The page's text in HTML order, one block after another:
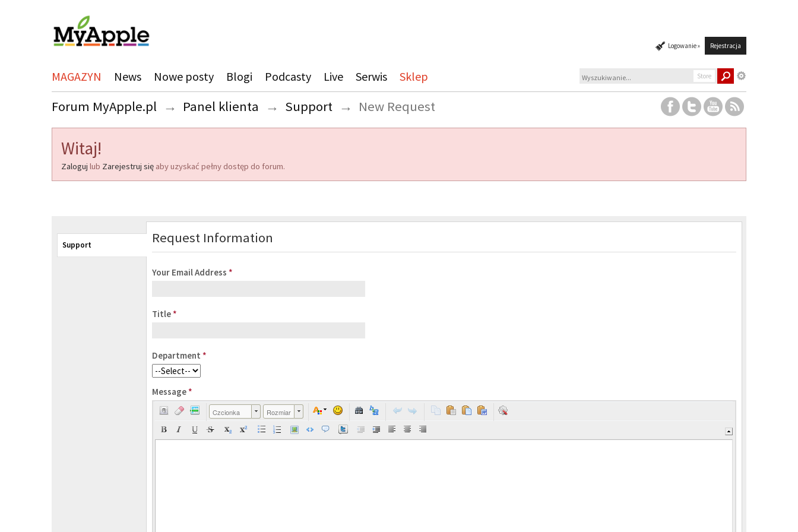
Logowanie » Rejestracja
MAGAZYN News Nowe posty Blogi Podcasty Live Serwis Sklep Store
Forum MyApple.pl → Panel klienta → Support → New Request
Witaj!
Zaloguj lub Zarejestruj się aby uzyskać pełny dostęp do forum.
Support Request Information
Your Email Address *
Title *
Department *
Message *
Czcionka Rozmiar